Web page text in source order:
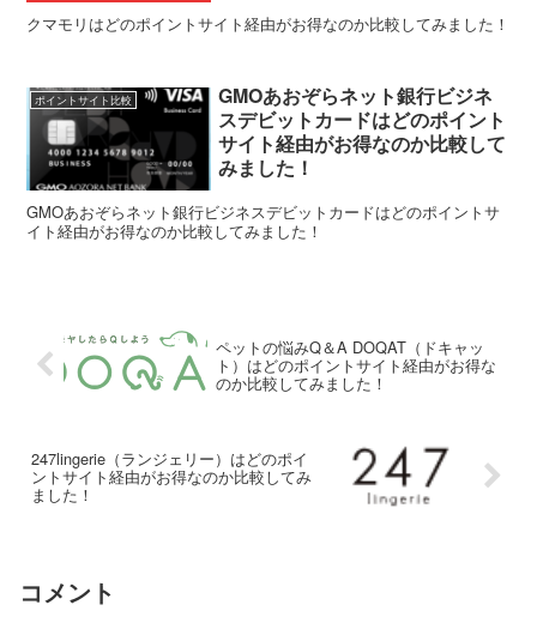
クマモリはどのポイントサイト経由がお得なのか比較してみました！
ポイントサイト比較
GMOあおぞらネット銀行ビジネ
スデビットカードはどのポイント
サイト経由がお得なのか比較して
みました！
GMOあおぞらネット銀行ビジネスデビットカードはどのポイントサ
イト経由がお得なのか比較してみました！
ペットの悩みQ＆A DOQAT（ドキャッ
ト）はどのポイントサイト経由がお得な
のか比較してみました！
247lingerie（ランジェリー）はどのポイ
ントサイト経由がお得なのか比較してみ
ました！
コメント